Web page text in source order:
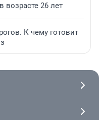
возрасте 26 лет
К чему готовит